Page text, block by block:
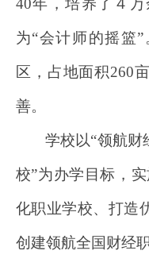
40年，培养了４
为“会计师的摇篮
区，占地面积260
善。
学校以“领航财
校”为办学目标，
化职业学校、打造
创建领航全国财经